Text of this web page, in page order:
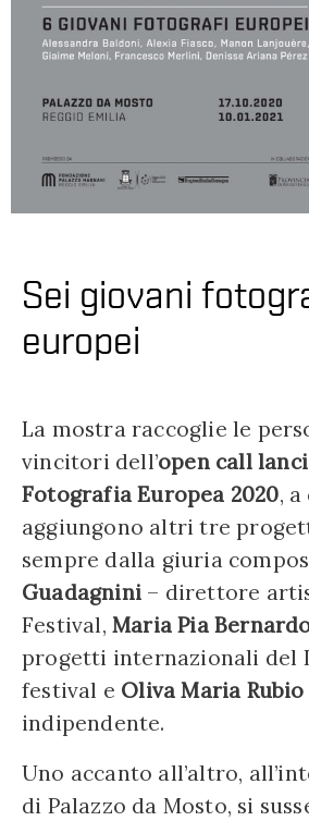
Sei giovani
europei
La mostra raccoglie le
vincitori dell’open call
Fotografia Europea 2020,
aggiungono altri tre
sempre dalla giuria
Guadagnini – direttore
Festival, Maria Pia
progetti internazionali del
festival e Oliva Maria Rubio
indipendente.
Uno accanto all’altro,
di Palazzo da Mosto, si